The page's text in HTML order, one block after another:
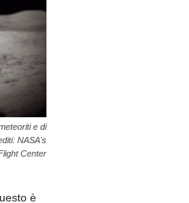
e di
NASA's
Center
è